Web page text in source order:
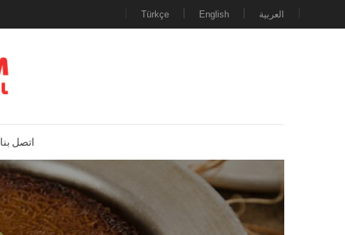
Türkçe English العربية
اتصل بنا